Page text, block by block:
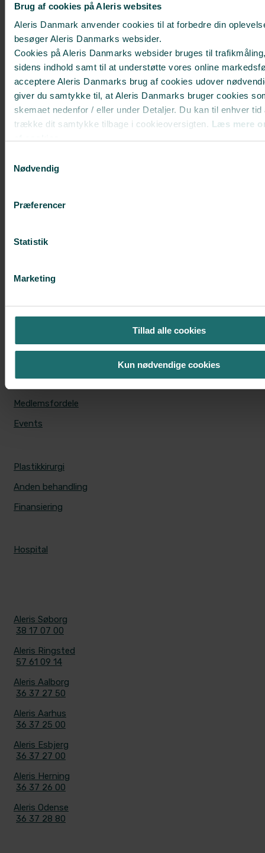
Brug af cookies på Aleris websites
Aleris Danmark anvender cookies til at forbedre din
besøger Aleris Danmarks websider.
Cookies på Aleris Danmarks websider bruges til
sidens indhold samt til at understøtte vores online
acceptere Aleris Danmarks brug af cookies udover
giver du samtykke til, at Aleris Danmarks bruger cookies
skemaet nedenfor / eller under Detaljer. Du kan til enhver
trække dit samtykke tilbage i cookieoversigten. Læs mere
cookies, ikke kan vises korrekt.
Nødvendig
Præferencer
Statistik
Marketing
Tillad alle cookies
Kun nødvendige cookies
Hvornår skal et implantat
udskiftes?
Læs mere
MEST POPULÆRE BEHANDLINGER
Brystforstørrelse med implantater
Slapt maveskind
Øjenlågsoperation
CS UNIVERSE
Medlemsfordele
Events
Plastikkirurgi
Anden behandling
Finansiering
Hospital
Aleris Søborg
38 17 07 00
Aleris Ringsted
57 61 09 14
Aleris Aalborg
36 37 27 50
Aleris Aarhus
36 37 25 00
Aleris Esbjerg
36 37 27 00
Aleris Herning
36 37 26 00
Aleris Odense
36 37 28 80